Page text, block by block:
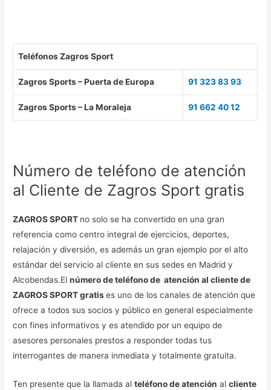
Teléfonos Zagros Sport
Zagros Sports – Puerta de Europa 91 323 83 93
Zagros Sports – La Moraleja 91 662 40 12
Número de teléfono de atención
al Cliente de Zagros Sport gratis
ZAGROS SPORT no solo se ha convertido en una gran
referencia como centro integral de ejercicios, deportes,
relajación y diversión, es además un gran ejemplo por el alto
estándar del servicio al cliente en sus sedes en Madrid y
Alcobendas.Elnúmero de teléfono de atención al cliente de
ZAGROS SPORT gratises uno de los canales de atención que
ofrece a todos sus socios y público en general especialmente
con fines informativos y es atendido por un equipo de
asesores personales prestos a responder todas tus
interrogantes de manera inmediata y totalmente gratuita.
Ten presente que la llamada alteléfono de atención alcliente